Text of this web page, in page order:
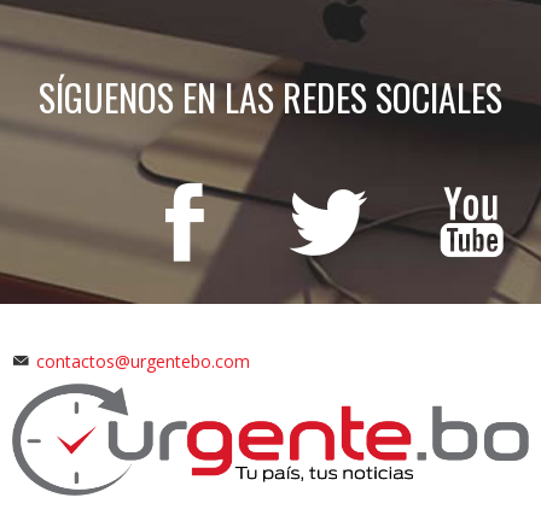
SÍGUENOS EN LAS REDES SOCIALES
contactos@urgentebo.com